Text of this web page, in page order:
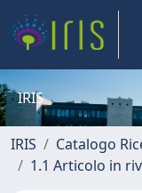
IRIS
IRIS Catalogo
1.1 Articolo in